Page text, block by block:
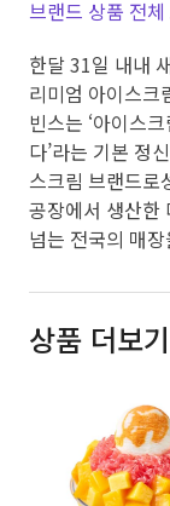
브랜드 상품 전체
한달 31일 내내
리미엄 아이스크
빈스는 ‘아이스
다’라는 기본 정
스크림 브랜드로
공장에서 생산한
넘는 전국의 매
상품 더보기